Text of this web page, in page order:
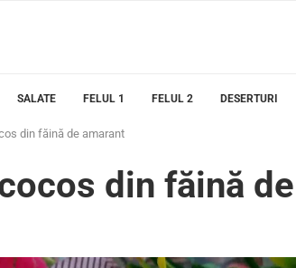
SALATE FELUL 1 FELUL 2 DESERTURI
din făină de amarant
din făină